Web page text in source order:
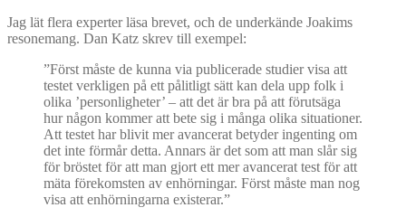
Jag lät flera experter läsa brevet, och de underkände Joakims
resonemang. Dan Katz skrev till exempel:
”Först måste de kunna via publicerade studier visa att
testet verkligen på ett pålitligt sätt kan dela upp folk i
olika ’personligheter’ – att det är bra på att förutsäga
hur någon kommer att bete sig i många olika situationer.
Att testet har blivit mer avancerat betyder ingenting om
det inte förmår detta. Annars är det som att man slår sig
för bröstet för att man gjort ett mer avancerat test för att
mäta förekomsten av enhörningar. Först måste man nog
visa att enhörningarna existerar.”